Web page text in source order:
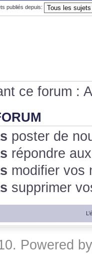
publiés depuis:
ce forum :
poster de
répondre
modifier vos
supprimer
Powered